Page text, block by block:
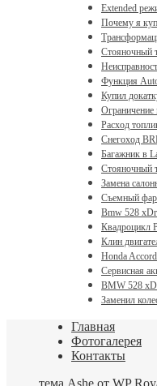
Extended
Почему я
Стояночный
Функция
Купил
Расход
Снегоход
Багажник в
Стояночный
Замена
Съемный
Bmw 528
Квадроцикл
Клин
Honda Accord
Сервисная
BMW 528
Заменил
Главная
Фотогалерея
Контакты
тема Ashe от WP